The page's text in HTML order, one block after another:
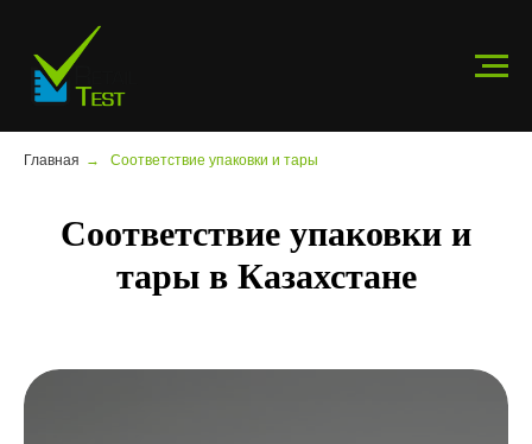
Главная → Соответствие упаковки и тары
Соответствие упаковки и
тары в Казахстане